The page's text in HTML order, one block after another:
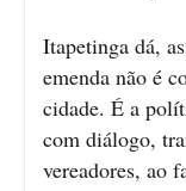
Itapetinga dá,
emenda não é
cidade. É a
com diálogo,
vereadores, ao